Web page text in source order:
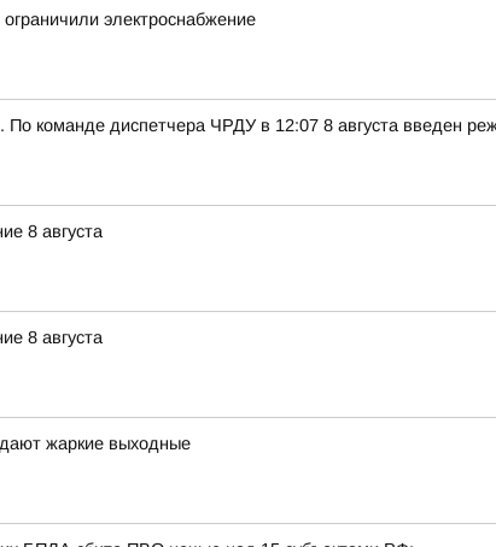
электроснабжение
команде диспетчера ЧРДУ в 12:07 8 августа введен
8 августа
8 августа
жаркие выходные